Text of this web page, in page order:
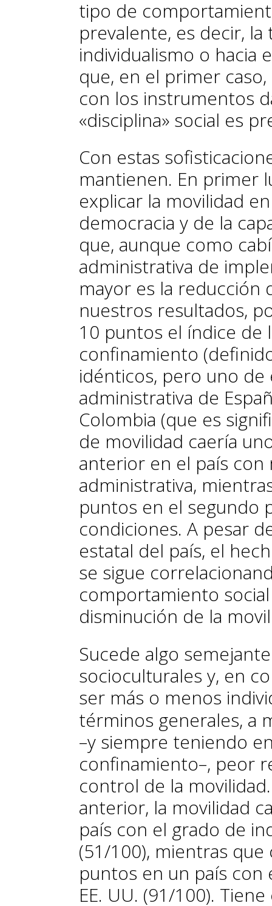
tipo de
prevalente, es decir,
individualismo o hacia
que, en el primer
con los instrumentos
«disciplina» social es
Con estas
mantienen. En primer
explicar la movilidad
democracia y de la
que, aunque como
administrativa de
mayor es la reducción
nuestros resultados,
10 puntos el índice de
confinamiento
idénticos, pero uno de
administrativa de
Colombia (que es
de movilidad caería
anterior en el país con
administrativa,
puntos en el segundo
condiciones. A pesar
estatal del país, el
se sigue
comportamiento
disminución de la
Sucede algo
socioculturales y, en
ser más o menos
términos generales, a
–y siempre teniendo
confinamiento–, peor
control de la
anterior, la movilidad
país con el grado de
(51/100), mientras
puntos en un país con
EE. UU. (91/100).